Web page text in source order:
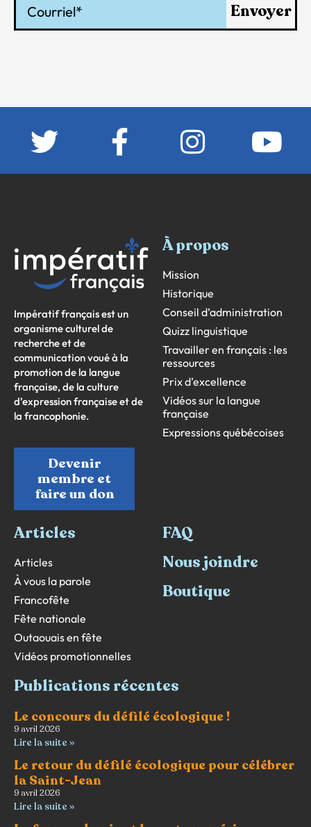
Envoyer
Impératif français est un
organisme culturel de
recherche et de
communication voué à la
promotion de la langue
française, de la culture
d’expression française et de
la francophonie.
Devenir
membre et
faire un don
À propos
Mission
Historique
Conseil d’administration
Quizz linguistique
Travailler en français : les
ressources
Prix d’excellence
Vidéos sur la langue
française
Expressions québécoises
Articles
Articles
À vous la parole
Francofête
Fête nationale
Outaouais en fête
Vidéos promotionnelles
FAQ
Nous joindre
Boutique
Publications récentes
Le concours du défilé écologique !
9 avril 2026
Lire la suite »
Le retour du défilé écologique pour célébrer
la Saint-Jean
9 avril 2026
Lire la suite »